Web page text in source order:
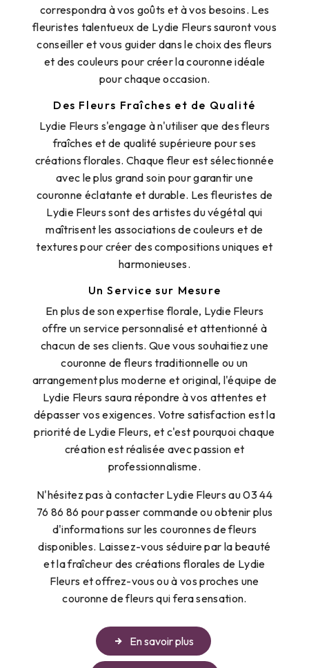
correspondra à vos goûts et à vos besoins. Les
fleuristes talentueux de Lydie Fleurs sauront vous
conseiller et vous guider dans le choix des fleurs
et des couleurs pour créer la couronne idéale
pour chaque occasion.
Des Fleurs Fraîches et de Qualité
Lydie Fleurs s'engage à n'utiliser que des fleurs
fraîches et de qualité supérieure pour ses
créations florales. Chaque fleur est sélectionnée
avec le plus grand soin pour garantir une
couronne éclatante et durable. Les fleuristes de
Lydie Fleurs sont des artistes du végétal qui
maîtrisent les associations de couleurs et de
textures pour créer des compositions uniques et
harmonieuses.
Un Service sur Mesure
En plus de son expertise florale, Lydie Fleurs
offre un service personnalisé et attentionné à
chacun de ses clients. Que vous souhaitiez une
couronne de fleurs traditionnelle ou un
arrangement plus moderne et original, l'équipe de
Lydie Fleurs saura répondre à vos attentes et
dépasser vos exigences. Votre satisfaction est la
priorité de Lydie Fleurs, et c'est pourquoi chaque
création est réalisée avec passion et
professionnalisme.
N'hésitez pas à contacter Lydie Fleurs au 03 44
76 86 86 pour passer commande ou obtenir plus
d'informations sur les couronnes de fleurs
disponibles. Laissez-vous séduire par la beauté
et la fraîcheur des créations florales de Lydie
Fleurs et offrez-vous ou à vos proches une
couronne de fleurs qui fera sensation.
En savoir plus